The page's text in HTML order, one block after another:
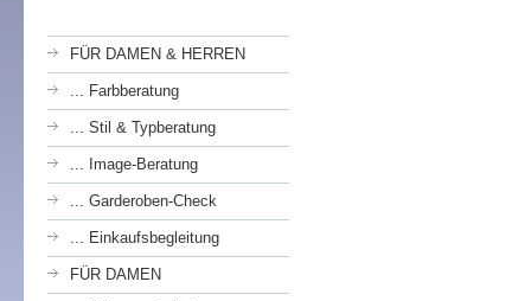
FÜR DAMEN & HERREN
... Farbberatung
... Stil & Typberatung
... Image-Beratung
... Garderoben-Check
... Einkaufsbegleitung
FÜR DAMEN